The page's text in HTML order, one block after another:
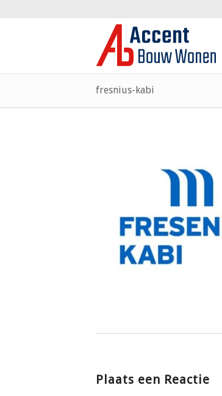
fresnius-kabi
Plaats een Reactie